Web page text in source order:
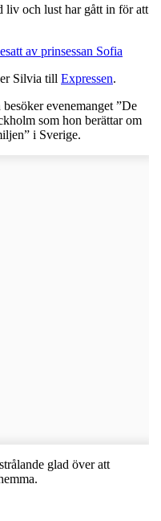
liv och lust har gått in för att
av prinsessan Sofia
Silvia till Expressen.
evenemanget ”De
som hon berättar om
i Sverige.
glad över att